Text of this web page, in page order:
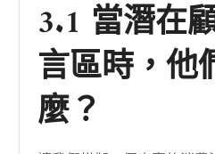
3.1 當潛在
言區時，他
麼？